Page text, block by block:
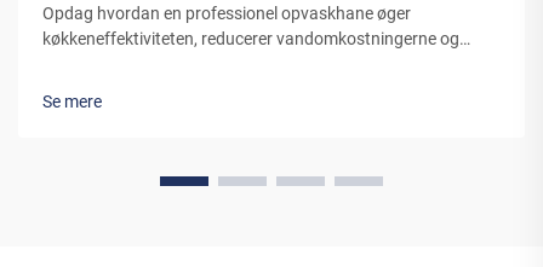
Opdag hvordan en professionel opvaskhane øger
køkkeneffektiviteten, reducerer vandomkostningerne og
Se mere